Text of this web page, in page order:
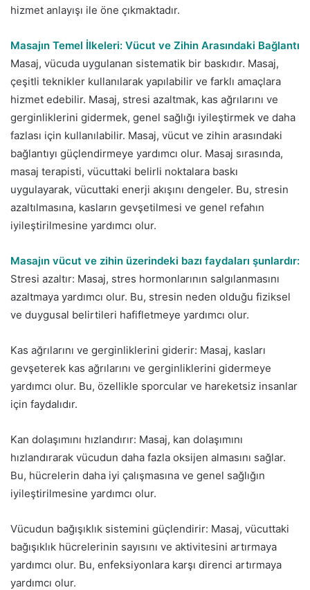
hizmet anlayışı ile öne çıkmaktadır.
Masajın Temel İlkeleri: Vücut ve Zihin Arasındaki Bağlantı
Masaj, vücuda uygulanan sistematik bir baskıdır. Masaj,
çeşitli teknikler kullanılarak yapılabilir ve farklı amaçlara
hizmet edebilir. Masaj, stresi azaltmak, kas ağrılarını ve
gerginliklerini gidermek, genel sağlığı iyileştirmek ve daha
fazlası için kullanılabilir. Masaj, vücut ve zihin arasındaki
bağlantıyı güçlendirmeye yardımcı olur. Masaj sırasında,
masaj terapisti, vücuttaki belirli noktalara baskı
uygulayarak, vücuttaki enerji akışını dengeler. Bu, stresin
azaltılmasına, kasların gevşetilmesi ve genel refahın
iyileştirilmesine yardımcı olur.
Masajın vücut ve zihin üzerindeki bazı faydaları şunlardır:
Stresi azaltır: Masaj, stres hormonlarının salgılanmasını
azaltmaya yardımcı olur. Bu, stresin neden olduğu fiziksel
ve duygusal belirtileri hafifletmeye yardımcı olur.
Kas ağrılarını ve gerginliklerini giderir: Masaj, kasları
gevşeterek kas ağrılarını ve gerginliklerini gidermeye
yardımcı olur. Bu, özellikle sporcular ve hareketsiz insanlar
için faydalıdır.
Kan dolaşımını hızlandırır: Masaj, kan dolaşımını
hızlandırarak vücudun daha fazla oksijen almasını sağlar.
Bu, hücrelerin daha iyi çalışmasına ve genel sağlığın
iyileştirilmesine yardımcı olur.
Vücudun bağışıklık sistemini güçlendirir: Masaj, vücuttaki
bağışıklık hücrelerinin sayısını ve aktivitesini artırmaya
yardımcı olur. Bu, enfeksiyonlara karşı direnci artırmaya
yardımcı olur.